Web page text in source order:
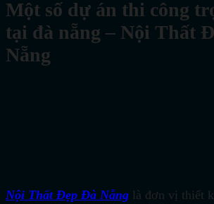
Một số dự án thi công
tại đà nẵng – Nội Thất
Nẵng
Nội Thất Đẹp Đà Nẵng là đơn vị thiết